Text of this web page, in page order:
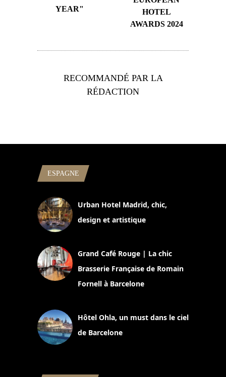
YEAR"
HOTEL
AWARDS 2024
RECOMMANDÉ PAR LA
RÉDACTION
ESPAGNE
Urban Hotel Madrid, chic,
design et artistique
Grand Café Rouge | La chic
Brasserie Française de Romain
Fornell à Barcelone
Hôtel Ohla, un must dans le ciel
de Barcelone